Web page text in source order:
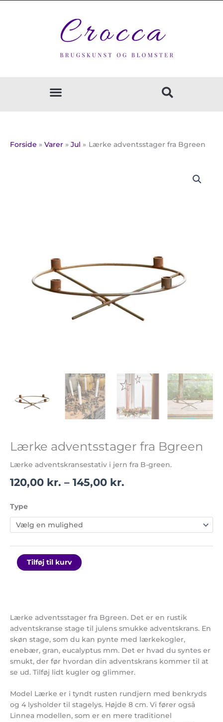
Forside Varer Jul Lærke adventsstager fra Bgreen
Lærke adventsstager fra Bgreen
Lærke adventskransestativ i jern fra B-green.
120,00 kr. – 145,00 kr.
Type
Tilføj til kurv
Lærke adventsstager fra Bgreen. Det er en rustik
adventskranse stage til julens smukke adventskrans. En
skøn stage, som du kan pynte med lærkekogler,
enebær, gran, eucalyptus mm. Det er hvad du syntes er
smukt, der før hvordan din adventskrans kommer til at
se ud. Tilføj lidt kugler og glimmer.
Model Lærke er i tyndt rusten rundjern med benkryds
og 4 lysholder til stagelys. Højde 8 cm. Vi fører også
Linnea modellen, som er en mere traditionel